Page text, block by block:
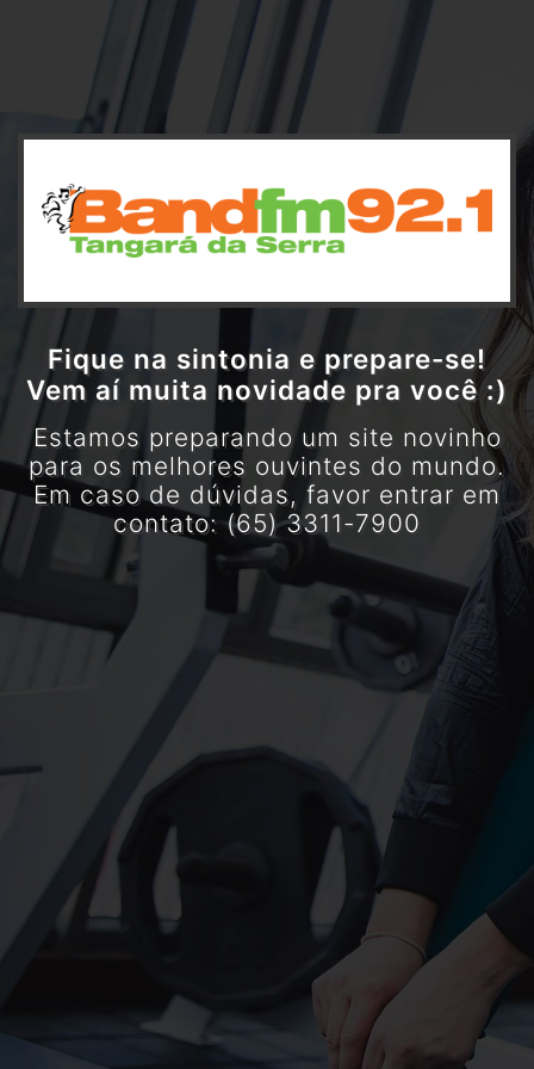
Fique na sintonia e prepare-se!
Vem aí muita novidade pra você :)
Estamos preparando um site novinho
para os melhores ouvintes do mundo.
Em caso de dúvidas, favor entrar em
contato: (65) 3311-7900